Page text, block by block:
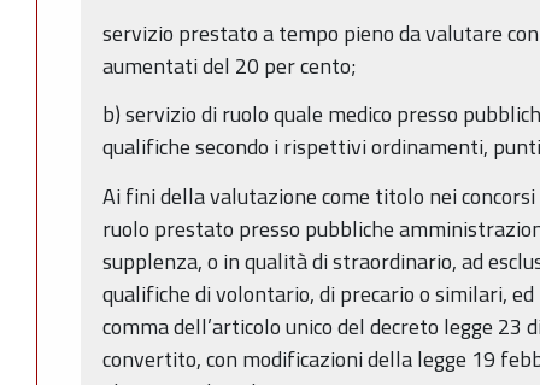
servizio prestato a tempo pieno da valutare
aumentati del 20 per cento;
b) servizio di ruolo quale medico presso
qualifiche secondo i rispettivi ordinamenti,
Ai fini della valutazione come titolo nei
ruolo prestato presso pubbliche
supplenza, o in qualità di straordinario, ad
qualifiche di volontario, di precario o similari,
comma dell’articolo unico del decreto legge 23
convertito, con modificazioni della legge 19